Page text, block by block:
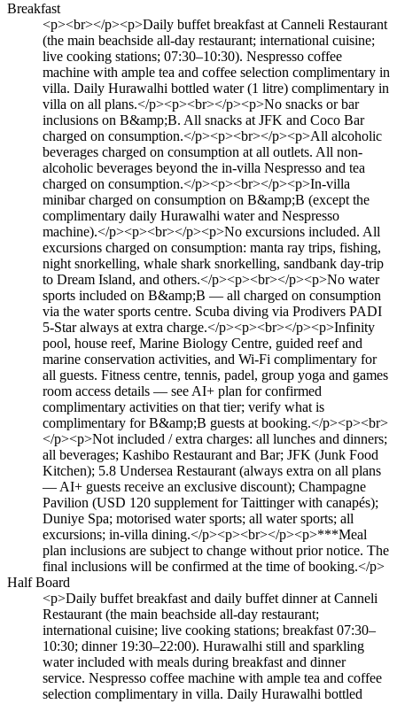
Breakfast
<p><br></p><p>Daily buffet breakfast at Canneli Restaurant
(the main beachside all-day restaurant; international cuisine;
live cooking stations; 07:30–10:30). Nespresso coffee
machine with ample tea and coffee selection complimentary in
villa. Daily Hurawalhi bottled water (1 litre) complimentary in
villa on all plans.</p><p><br></p><p>No snacks or bar
inclusions on B&amp;B. All snacks at JFK and Coco Bar
charged on consumption.</p><p><br></p><p>All alcoholic
beverages charged on consumption at all outlets. All non-
alcoholic beverages beyond the in-villa Nespresso and tea
charged on consumption.</p><p><br></p><p>In-villa
minibar charged on consumption on B&amp;B (except the
complimentary daily Hurawalhi water and Nespresso
machine).</p><p><br></p><p>No excursions included. All
excursions charged on consumption: manta ray trips, fishing,
night snorkelling, whale shark snorkelling, sandbank day-trip
to Dream Island, and others.</p><p><br></p><p>No water
sports included on B&amp;B — all charged on consumption
via the water sports centre. Scuba diving via Prodivers PADI
5-Star always at extra charge.</p><p><br></p><p>Infinity
pool, house reef, Marine Biology Centre, guided reef and
marine conservation activities, and Wi-Fi complimentary for
all guests. Fitness centre, tennis, padel, group yoga and games
room access details — see AI+ plan for confirmed
complimentary activities on that tier; verify what is
complimentary for B&amp;B guests at booking.</p><p><br>
</p><p>Not included / extra charges: all lunches and dinners;
all beverages; Kashibo Restaurant and Bar; JFK (Junk Food
Kitchen); 5.8 Undersea Restaurant (always extra on all plans
— AI+ guests receive an exclusive discount); Champagne
Pavilion (USD 120 supplement for Taittinger with canapés);
Duniye Spa; motorised water sports; all water sports; all
excursions; in-villa dining.</p><p><br></p><p>***Meal
plan inclusions are subject to change without prior notice. The
final inclusions will be confirmed at the time of booking.</p>
Half Board
<p>Daily buffet breakfast and daily buffet dinner at Canneli
Restaurant (the main beachside all-day restaurant;
international cuisine; live cooking stations; breakfast 07:30–
10:30; dinner 19:30–22:00). Hurawalhi still and sparkling
water included with meals during breakfast and dinner
service. Nespresso coffee machine with ample tea and coffee
selection complimentary in villa. Daily Hurawalhi bottled